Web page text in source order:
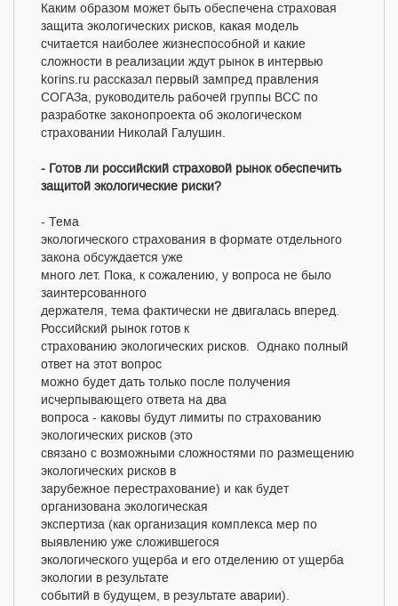
Каким образом может быть обеспечена страховая
защита экологических рисков, какая модель
считается наиболее жизнеспособной и какие
сложности в реализации ждут рынок в интервью
korins.ru рассказал первый зампред правления
СОГАЗа, руководитель рабочей группы ВСС по
разработке законопроекта об экологическом
страховании Николай Галушин.
- Готов ли российский страховой рынок обеспечить
защитой экологические риски?
- Тема
экологического страхования в формате отдельного
закона обсуждается уже
много лет. Пока, к сожалению, у вопроса не было
заинтерсованного
держателя, тема фактически не двигалась вперед.
Российский рынок готов к
страхованию экологических рисков. Однако полный
ответ на этот вопрос
можно будет дать только после получения
исчерпывающего ответа на два
вопроса - каковы будут лимиты по страхованию
экологических рисков (это
связано с возможными сложностями по размещению
экологических рисков в
зарубежное перестрахование) и как будет
организована экологическая
экспертиза (как организация комплекса мер по
выявлению уже сложившегося
экологического ущерба и его отделению от ущерба
экологии в результате
событий в будущем, в результате аварии).